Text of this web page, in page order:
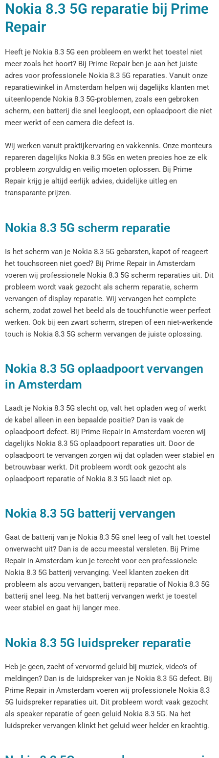
Nokia 8.3 5G reparatie bij Prime
Repair
Heeft je Nokia 8.3 5G een probleem en werkt het toestel niet
meer zoals het hoort? Bij Prime Repair ben je aan het juiste
adres voor professionele Nokia 8.3 5G reparaties. Vanuit onze
reparatiewinkel in Amsterdam helpen wij dagelijks klanten met
uiteenlopende Nokia 8.3 5G-problemen, zoals een gebroken
scherm, een batterij die snel leegloopt, een oplaadpoort die niet
meer werkt of een camera die defect is.
Wij werken vanuit praktijkervaring en vakkennis. Onze monteurs
repareren dagelijks Nokia 8.3 5Gs en weten precies hoe ze elk
probleem zorgvuldig en veilig moeten oplossen. Bij Prime
Repair krijg je altijd eerlijk advies, duidelijke uitleg en
transparante prijzen.
Nokia 8.3 5G scherm reparatie
Is het scherm van je Nokia 8.3 5G gebarsten, kapot of reageert
het touchscreen niet goed? Bij Prime Repair in Amsterdam
voeren wij professionele Nokia 8.3 5G scherm reparaties uit. Dit
probleem wordt vaak gezocht als scherm reparatie, scherm
vervangen of display reparatie. Wij vervangen het complete
scherm, zodat zowel het beeld als de touchfunctie weer perfect
werken. Ook bij een zwart scherm, strepen of een niet-werkende
touch is Nokia 8.3 5G scherm vervangen de juiste oplossing.
Nokia 8.3 5G oplaadpoort vervangen
in Amsterdam
Laadt je Nokia 8.3 5G slecht op, valt het opladen weg of werkt
de kabel alleen in een bepaalde positie? Dan is vaak de
oplaadpoort defect. Bij Prime Repair in Amsterdam voeren wij
dagelijks Nokia 8.3 5G oplaadpoort reparaties uit. Door de
oplaadpoort te vervangen zorgen wij dat opladen weer stabiel en
betrouwbaar werkt. Dit probleem wordt ook gezocht als
oplaadpoort reparatie of Nokia 8.3 5G laadt niet op.
Nokia 8.3 5G batterij vervangen
Gaat de batterij van je Nokia 8.3 5G snel leeg of valt het toestel
onverwacht uit? Dan is de accu meestal versleten. Bij Prime
Repair in Amsterdam kun je terecht voor een professionele
Nokia 8.3 5G batterij vervanging. Veel klanten zoeken dit
probleem als accu vervangen, batterij reparatie of Nokia 8.3 5G
batterij snel leeg. Na het batterij vervangen werkt je toestel
weer stabiel en gaat hij langer mee.
Nokia 8.3 5G luidspreker reparatie
Heb je geen, zacht of vervormd geluid bij muziek, video’s of
meldingen? Dan is de luidspreker van je Nokia 8.3 5G defect. Bij
Prime Repair in Amsterdam voeren wij professionele Nokia 8.3
5G luidspreker reparaties uit. Dit probleem wordt vaak gezocht
als speaker reparatie of geen geluid Nokia 8.3 5G. Na het
luidspreker vervangen klinkt het geluid weer helder en krachtig.